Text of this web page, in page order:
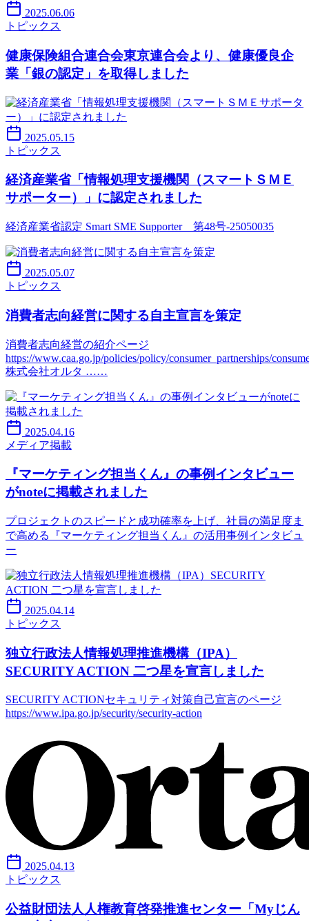
2025.06.06
トピックス
健康保険組合連合会東京連合会より、健康優良企
業「銀の認定」を取得しました
2025.05.15
トピックス
経済産業省「情報処理支援機関（スマートＳＭＥ
サポーター）」に認定されました
経済産業省認定 Smart SME Supporter 第48号-25050035
2025.05.07
トピックス
消費者志向経営に関する自主宣言を策定
消費者志向経営の紹介ページ
https://www.caa.go.jp/policies/policy/consumer_partnerships/
株式会社オルタ ……
2025.04.16
メディア掲載
『マーケティング担当くん』の事例インタビュー
がnoteに掲載されました
プロジェクトのスピードと成功確率を上げ、社員の満足度ま
で高める『マーケティング担当くん』の活用事例インタビュ
ー
2025.04.14
トピックス
独立行政法人情報処理推進機構（IPA）
SECURITY ACTION 二つ星を宣言しました
SECURITY ACTIONセキュリティ対策自己宣言のページ
https://www.ipa.go.jp/security/security-action
2025.04.13
トピックス
公益財団法人人権教育啓発推進センター「Myじん